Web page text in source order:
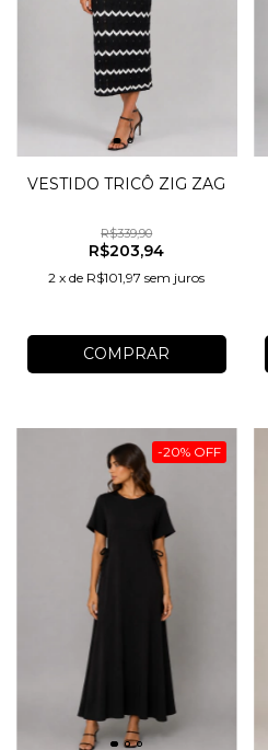
VESTIDO TRICÔ ZIG ZAG
R$339,90
R$203,94
2 xde R$101,97 sem juros
COMPRAR
-20% OFF